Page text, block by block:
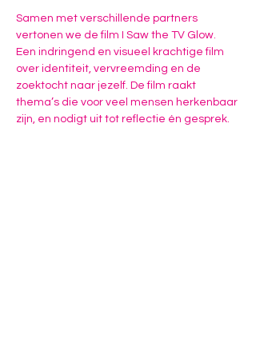
Samen met verschillende partners
vertonen we de film I Saw the TV Glow.
Een indringend en visueel krachtige film
over identiteit, vervreemding en de
zoektocht naar jezelf. De film raakt
thema’s die voor veel mensen herkenbaar
zijn, en nodigt uit tot reflectie én gesprek.